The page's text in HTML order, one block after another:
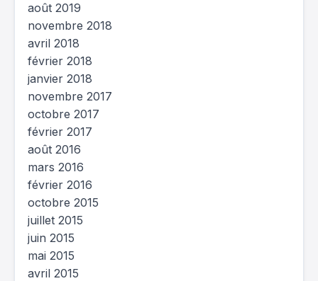
août 2019
novembre 2018
avril 2018
février 2018
janvier 2018
novembre 2017
octobre 2017
février 2017
août 2016
mars 2016
février 2016
octobre 2015
juillet 2015
juin 2015
mai 2015
avril 2015